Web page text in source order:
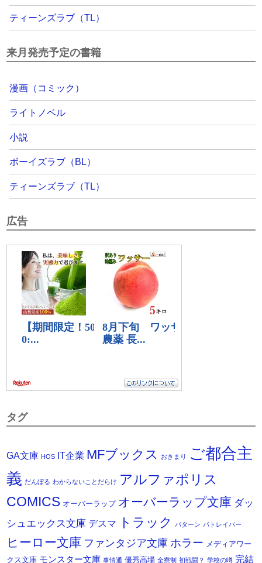
ティーンズラブ（TL）
来月発売予定の書籍
漫画（コミック）
ライトノベル
小説
ボーイズラブ（BL）
ティーンズラブ（TL）
広告
タグ
GA文庫 HOS IT企業 MFブックス おきまり
ご都合主
義 だんぼる わからないことだらけ アルファポリス
COMICS オーバーラップ オーバーラップ文庫 ダッ
シュエックス文庫 デスマ トラック パターン パトレイバー
ヒーロー文庫 ファンタジア文庫 ホラー メディアワー
クス文庫 モンスター文庫 事情通 優秀高場 全寮制 初戦闘？ 学校の噂 完結